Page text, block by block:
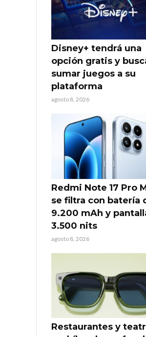
Disney+ tendrá una
opción gratis y
sumar juegos a su
plataforma
agosto 8, 2026
Redmi Note 17 Pro
se filtra con batería
9.200 mAh y
3.500 nits
agosto 8, 2026
Restaurantes y